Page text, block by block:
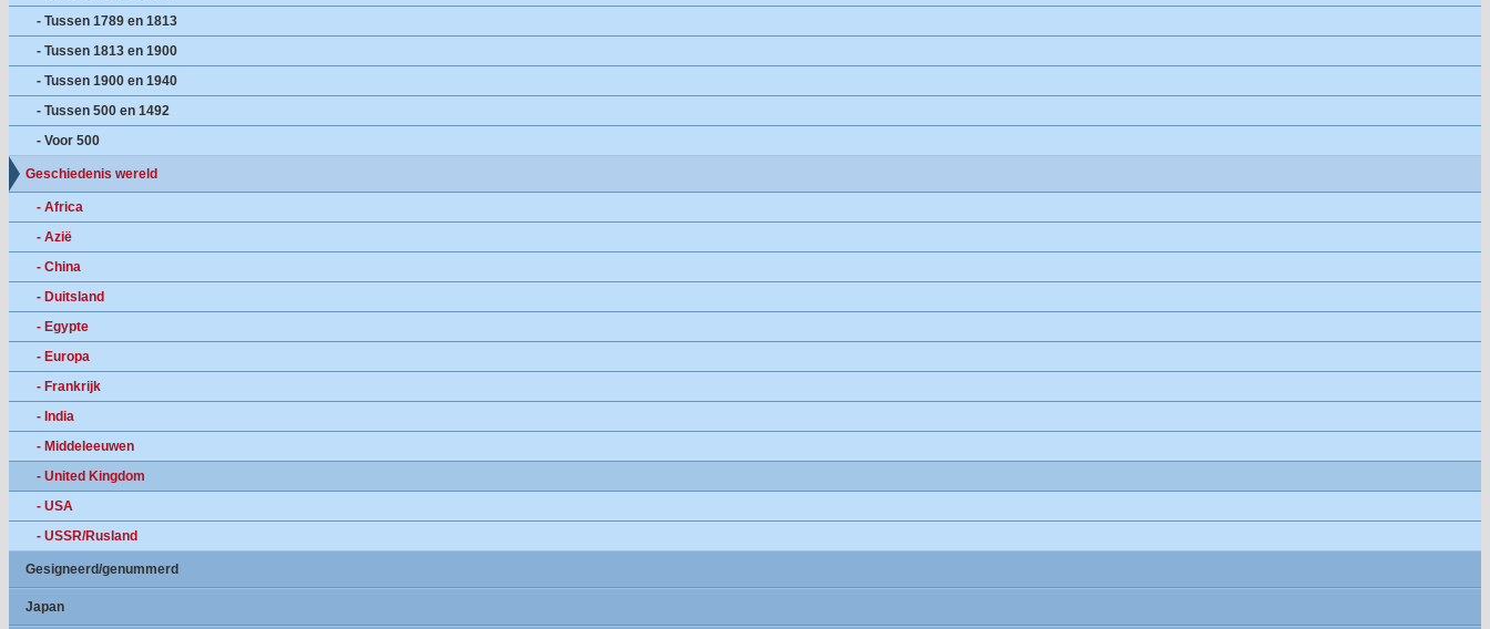
- Tussen 1789 en 1813
- Tussen 1813 en 1900
- Tussen 1900 en 1940
- Tussen 500 en 1492
- Voor 500
Geschiedenis wereld
- Africa
- Azië
- China
- Duitsland
- Egypte
- Europa
- Frankrijk
- India
- Middeleeuwen
- United Kingdom
- USA
- USSR/Rusland
Gesigneerd/genummerd
Japan